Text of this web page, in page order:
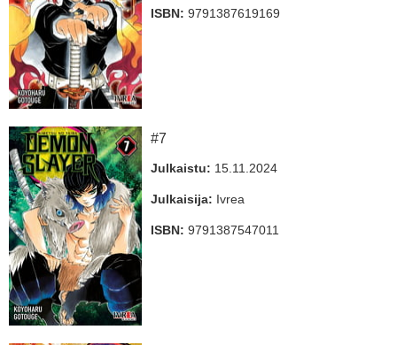
ISBN: 9791387619169
#7
Julkaistu: 15.11.2024
Julkaisija: Ivrea
ISBN: 9791387547011